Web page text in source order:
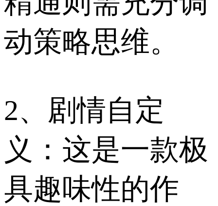
动策略思维。
2、剧情自定
义：这是一款极
具趣味性的作